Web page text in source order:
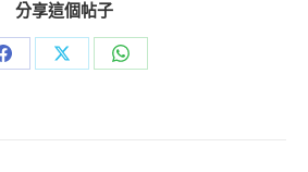
分享這個帖子
Share
Share
Share